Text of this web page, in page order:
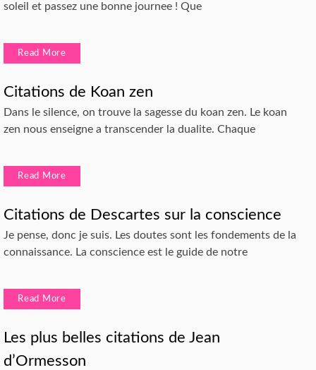
soleil et passez une bonne journee ! Que
Read More
Citations de Koan zen
Dans le silence, on trouve la sagesse du koan zen. Le koan
zen nous enseigne a transcender la dualite. Chaque
Read More
Citations de Descartes sur la conscience
Je pense, donc je suis. Les doutes sont les fondements de la
connaissance. La conscience est le guide de notre
Read More
Les plus belles citations de Jean
d’Ormesson